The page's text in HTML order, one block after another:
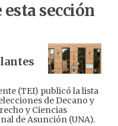
sección
(TEI) publicó la lista
de Decano y
y Ciencias
de Asunción (UNA).